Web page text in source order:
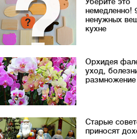
немедленно!
ненужных
кухне
Орхидея
уход,
размножение
Старые
приносят